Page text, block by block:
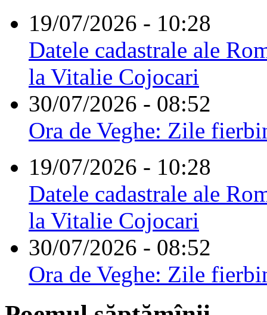
19/07/2026 - 10:28
Datele cadastrale ale
la Vitalie Cojocari
30/07/2026 - 08:52
Ora de Veghe: Zile
19/07/2026 - 10:28
Datele cadastrale ale
la Vitalie Cojocari
30/07/2026 - 08:52
Ora de Veghe: Zile